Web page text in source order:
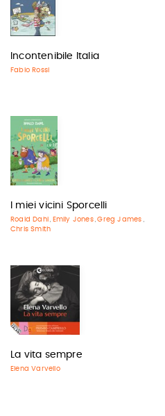
Incontenibile Italia
Fabio Rossi
I miei vicini Sporcelli
Roald Dahl , Emily Jones,Greg James ,
Chris Smith
La vita sempre
Elena Varvello